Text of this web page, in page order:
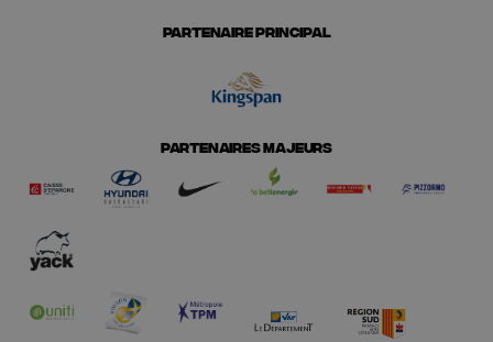
PARTENAIRE PRINCIPAL
PARTENAIRES MAJEURS